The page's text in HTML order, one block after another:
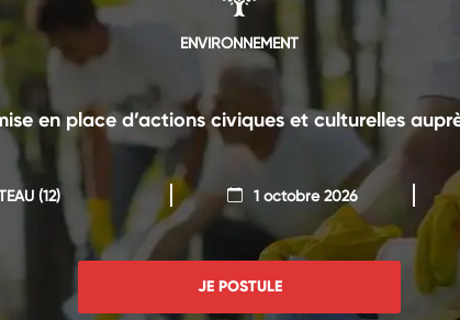
ENVIRONNEMENT
en place d’actions civiques et culturelles
(12) 1 octobre 2026
JE POSTULE